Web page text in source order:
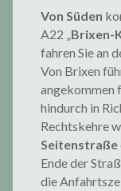
Von Süden
A22 „Brixen-
fahren Sie an
Von Brixen
angekommen
hindurch in
Rechtskehre
Seitenstraße
Ende der
die